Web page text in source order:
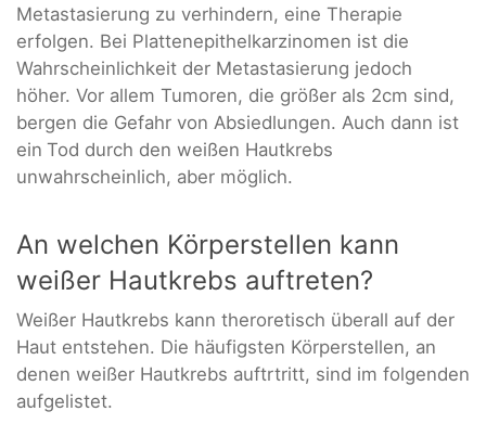
Metastasierung zu verhindern, eine Therapie
erfolgen. Bei Plattenepithelkarzinomen ist die
Wahrscheinlichkeit der Metastasierung jedoch
höher. Vor allem Tumoren, die größer als 2cm sind,
bergen die Gefahr von Absiedlungen. Auch dann ist
ein Tod durch den weißen Hautkrebs
unwahrscheinlich, aber möglich.
An welchen Körperstellen kann
weißer Hautkrebs auftreten?
Weißer Hautkrebs kann theroretisch überall auf der
Haut entstehen. Die häufigsten Körperstellen, an
denen weißer Hautkrebs auftrtritt, sind im folgenden
aufgelistet.